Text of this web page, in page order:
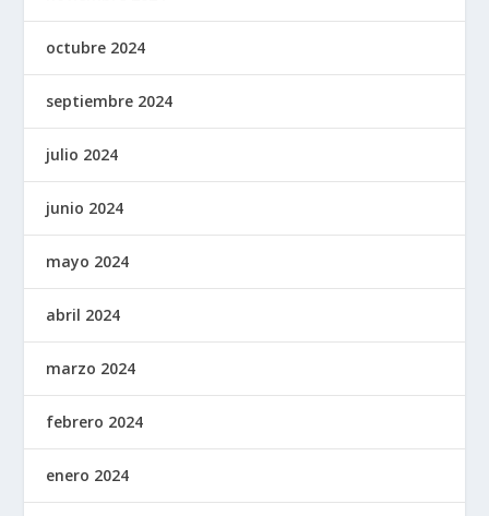
octubre 2024
septiembre 2024
julio 2024
junio 2024
mayo 2024
abril 2024
marzo 2024
febrero 2024
enero 2024